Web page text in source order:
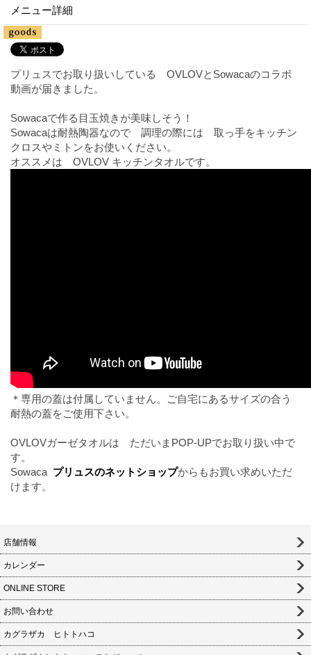
メニュー詳細
プリュスでお取り扱いしている OVLOVとSowacaのコラボ
動画が届きました。
Sowacaで作る目玉焼きが美味しそう！
Sowacaは耐熱陶器なので 調理の際には 取っ手をキッチン
クロスやミトンをお使いください。
オススメは OVLOV キッチンタオルです。
＊専用の蓋は付属していません。ご自宅にあるサイズの合う
耐熱の蓋をご使用下さい。
OVLOVガーゼタオルは ただいまPOP-UPでお取り扱い中で
す。
Sowaca プリュスのネットショップからもお買い求めいただ
けます。
店舗情報
カレンダー
ONLINE STORE
お問い合わせ
カグラザカ ヒトトハコ